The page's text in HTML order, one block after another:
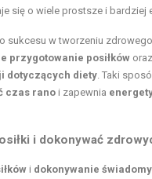
się o wiele prostsze i bardziej
sukcesu w tworzeniu
przygotowanie posiłków
dotyczących diety . Taki
czas rano i zapewnia
i dokonywać
i dokonywanie